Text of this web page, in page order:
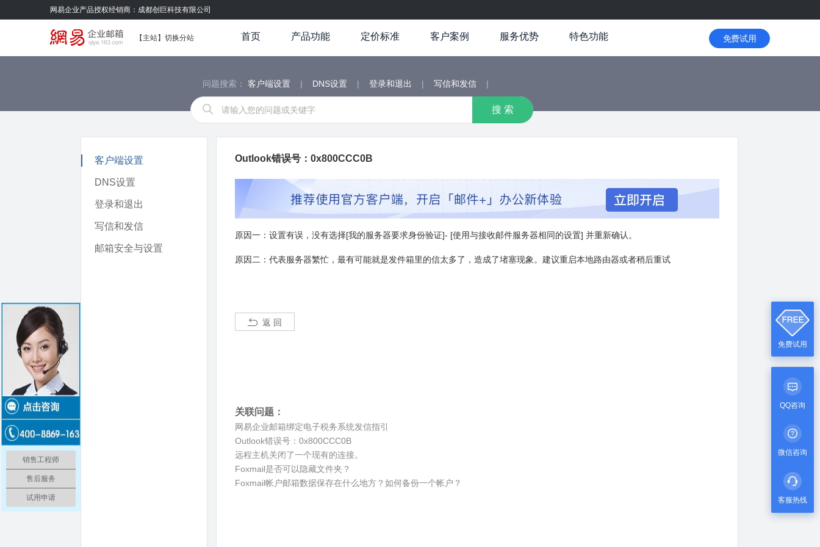
网易企业产品授权经销商：成都创巨科技有限公司
【 主站】 切换分站 首页 产品功能 定价标准 客户案例 服务优势 特色功能 免费试用
问题搜索： 客户端设置 | DNS设置 | 登录和退出 | 写信和发信 |
客户端设置
DNS设置
登录和退出
写信和发信
邮箱安全与设置
Outlook错误号：0x800CCC0B
原因一：设置有误，没有选择[我的服务器要求身份验证]- [使用与接收邮件服务器相同的设置] 并重新确认。
原因二：代表服务器繁忙，最有可能就是发件箱里的信太多了，造成了堵塞现象。建议重启本地路由器或者稍后重试
返 回
关联问题：
网易企业邮箱绑定电子税务系统发信指引
Outlook错误号：0x800CCC0B
远程主机关闭了一个现有的连接。
Foxmail是否可以隐藏文件夹？
Foxmail帐户邮箱数据保存在什么地方？如何备份一个帐户？
免费试用
QQ咨询
微信咨询
客服热线
销售工程师
售后服务
试用申请